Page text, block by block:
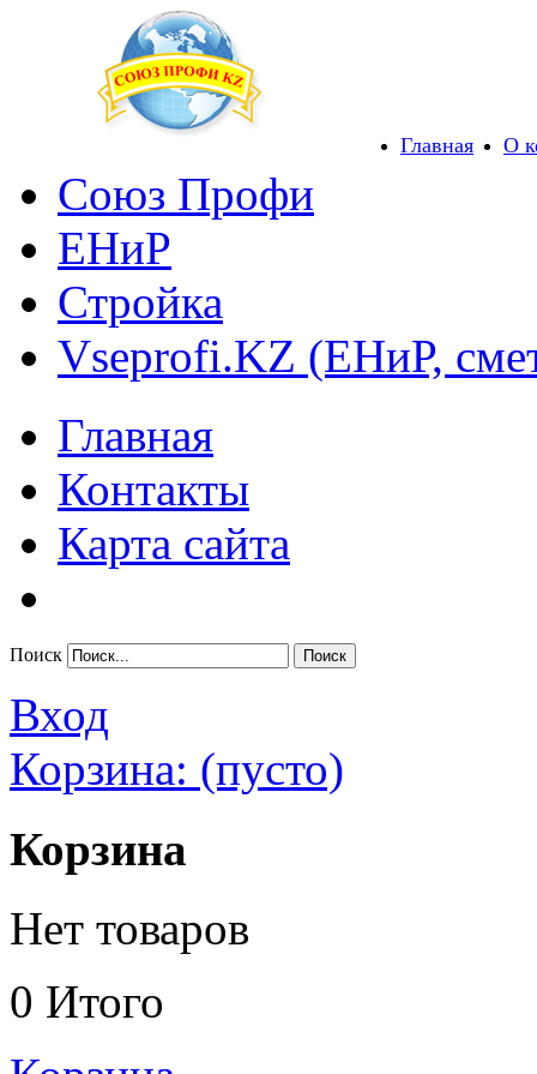
Главная О
Союз Профи
ЕНиР
Стройка
Vseprofi.KZ (ЕНиР,
Главная
Контакты
Карта сайта
Поиск
Вход
Корзина: (пусто)
Корзина
Нет товаров
0 Итого